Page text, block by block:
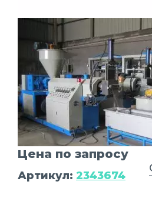
Цена по запросу
Артикул: 2343674